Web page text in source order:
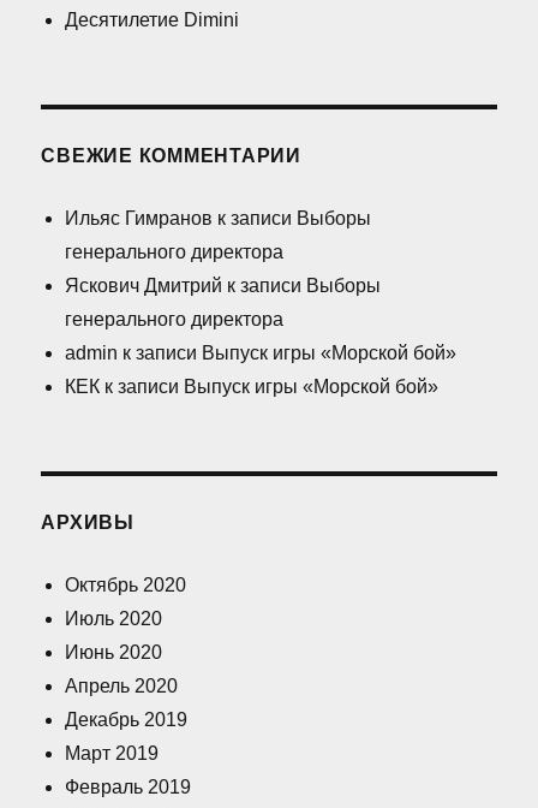
Десятилетие Dimini
СВЕЖИЕ КОММЕНТАРИИ
Ильяс Гимранов к записи Выборы
генерального директора
Яскович Дмитрий к записи Выборы
генерального директора
admin к записи Выпуск игры «Морской бой»
КЕК к записи Выпуск игры «Морской бой»
АРХИВЫ
Октябрь 2020
Июль 2020
Июнь 2020
Апрель 2020
Декабрь 2019
Март 2019
Февраль 2019